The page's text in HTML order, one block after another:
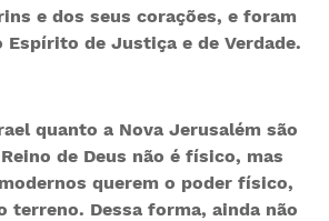
e dos seus corações, e foram
de Justiça e de Verdade.
quanto a Nova Jerusalém são
de Deus não é físico, mas
querem o poder físico,
terreno. Dessa forma, ainda não